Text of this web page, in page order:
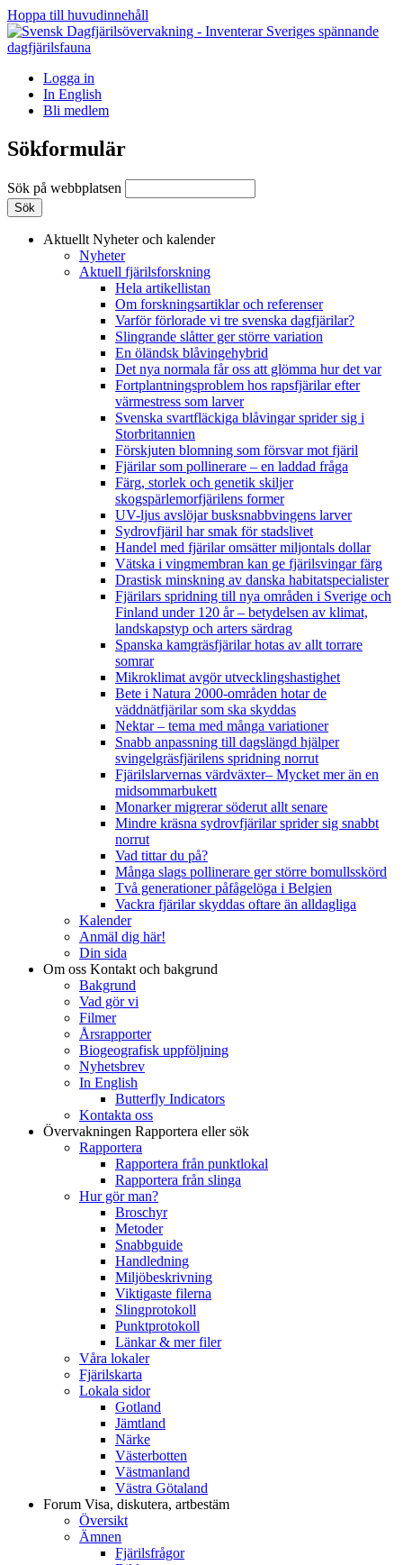
Hoppa till huvudinnehåll
Logga in
In English
Bli medlem
Sökformulär
Sök på webbplatsen
Aktuellt Nyheter och kalender
Nyheter
Aktuell fjärilsforskning
Hela artikellistan
Om forskningsartiklar och referenser
Varför förlorade vi tre svenska dagfjärilar?
Slingrande slåtter ger större variation
En öländsk blåvingehybrid
Det nya normala får oss att glömma hur det var
Fortplantningsproblem hos rapsfjärilar efter
värmestress som larver
Svenska svartfläckiga blåvingar sprider sig i
Storbritannien
Förskjuten blomning som försvar mot fjäril
Fjärilar som pollinerare – en laddad fråga
Färg, storlek och genetik skiljer
skogspärlemorfjärilens former
UV-ljus avslöjar busksnabbvingens larver
Sydrovfjäril har smak för stadslivet
Handel med fjärilar omsätter miljontals dollar
Vätska i vingmembran kan ge fjärilsvingar färg
Drastisk minskning av danska habitatspecialister
Fjärilars spridning till nya områden i Sverige och
Finland under 120 år– betydelsen av klimat,
landskapstyp och arters särdrag
Spanska kamgräsfjärilar hotas av allt torrare
somrar
Mikroklimat avgör utvecklingshastighet
Bete i Natura 2000-områden hotar de
väddnätfjärilar som ska skyddas
Nektar – tema med många variationer
Snabb anpassning till dagslängd hjälper
svingelgräsfjärilens spridning norrut
Fjärilslarvernas värdväxter– Mycket mer än en
midsommarbukett
Monarker migrerar söderut allt senare
Mindre kräsna sydrovfjärilar sprider sig snabbt
norrut
Vad tittar du på?
Många slags pollinerare ger större bomullsskörd
Två generationer påfågelöga i Belgien
Vackra fjärilar skyddas oftare än alldagliga
Kalender
Anmäl dig här!
Din sida
Om oss Kontakt och bakgrund
Bakgrund
Vad gör vi
Filmer
Årsrapporter
Biogeografisk uppföljning
Nyhetsbrev
In English
Butterfly Indicators
Kontakta oss
Övervakningen Rapportera eller sök
Rapportera
Rapportera från punktlokal
Rapportera från slinga
Hur gör man?
Broschyr
Metoder
Snabbguide
Handledning
Miljöbeskrivning
Viktigaste filerna
Slingprotokoll
Punktprotokoll
Länkar & mer filer
Våra lokaler
Fjärilskarta
Lokala sidor
Gotland
Jämtland
Närke
Västerbotten
Västmanland
Västra Götaland
Forum Visa, diskutera, artbestäm
Översikt
Ämnen
Fjärilsfrågor